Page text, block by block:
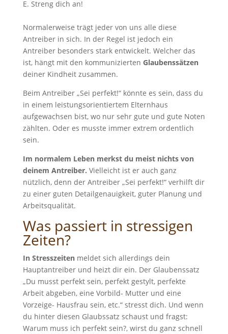
Streng dich an!
Normalerweise trägt jeder von uns alle diese
Antreiber in sich. In der Regel ist jedoch ein
Antreiber besonders stark entwickelt. Welcher das
ist, hängt mit den kommunizierten Glaubenssätzen
deiner Kindheit zusammen.
Beim Antreiber „Sei perfekt!“ könnte es sein, dass du
in einem leistungsorientiertem Elternhaus
aufgewachsen bist, wo nur sehr gute und gute Noten
zählten. Oder es musste immer extrem ordentlich
sein.
Im normalem Leben merkst du meist nichts von
deinem Antreiber. Vielleicht ist er auch ganz
nützlich, denn der Antreiber „Sei perfekt!“ verhilft dir
zu einer guten Detailgenauigkeit, guter Planung und
Arbeitsqualität.
Was passiert in stressigen
Zeiten?
In Stresszeitenmeldet sich allerdings dein
Hauptantreiber und heizt dir ein. Der Glaubenssatz
„Du musst perfekt sein, perfekt gestylt, perfekte
Arbeit abgeben, eine Vorbild- Mutter und eine
Vorzeige- Hausfrau sein, etc.“ stresst dich. Und wenn
du hinter diesen Glaubssatz schaust und fragst:
Warum muss ich perfekt sein?, wirst du ganz schnell